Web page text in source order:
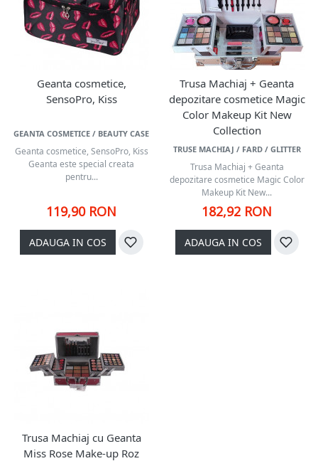
Geanta cosmetice,
SensoPro, Kiss
GEANTA COSMETICE / BEAUTY CASE
Geanta cosmetice, SensoPro, Kiss
Geanta este special creata
pentru...
119,90 RON
ADAUGA IN COS
Trusa Machiaj + Geanta
depozitare cosmetice Magic
Color Makeup Kit New
Collection
TRUSE MACHIAJ / FARD / GLITTER
Trusa Machiaj + Geanta
depozitare cosmetice Magic Color
Makeup Kit New...
182,92 RON
ADAUGA IN COS
Trusa Machiaj cu Geanta
Miss Rose Make-up Roz